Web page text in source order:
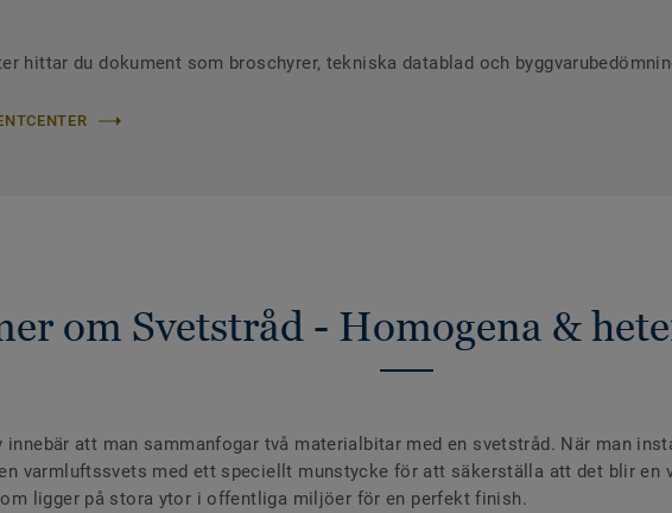
hittar du dokument som broschyrer, tekniska datablad och
om Svetstråd - Homogena &
att man sammanfogar två materialbitar med en svetstråd. När man
varmluftssvets med ett speciellt munstycke för att säkerställa att det blir en
ligger på stora ytor i offentliga miljöer för en perfekt finish.